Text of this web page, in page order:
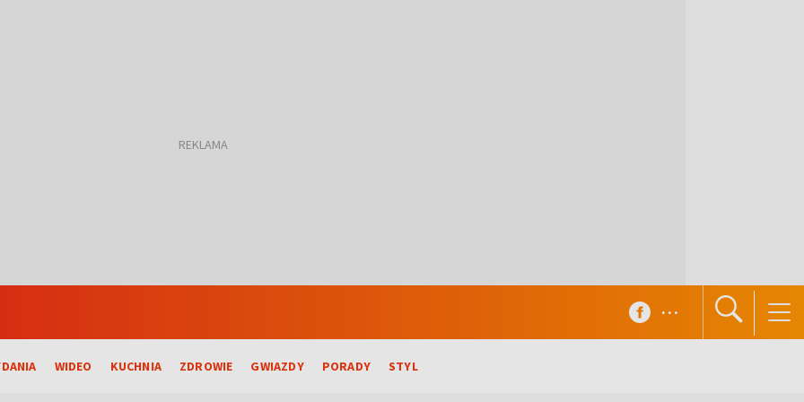
WIDEO KUCHNIA ZDROWIE GWIAZDY PORADY STYL
...